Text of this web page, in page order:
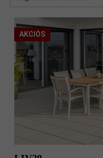
elefántcsont
ezüstszürke
nüansz-árnyalt
fahéj árnyalt
gránitszürke
árnyalt
AKCIÓS